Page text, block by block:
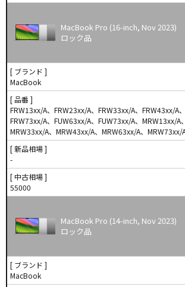
MacBook Pro (16-inch, Nov 2023)
ロック品
[ ブランド ]
MacBook
[ 品番 ]
FRW13xx/A、FRW23xx/A、FRW33xx/A、FRW43xx/A、
FRW73xx/A、FUW63xx/A、FUW73xx/A、MRW13xx/A
MRW33xx/A、MRW43xx/A、MRW63xx/A、MRW73xx/
[ 新品相場 ]
-
[ 中古相場 ]
55000
MacBook Pro (14-inch, Nov 2023)
ロック品
[ ブランド ]
MacBook